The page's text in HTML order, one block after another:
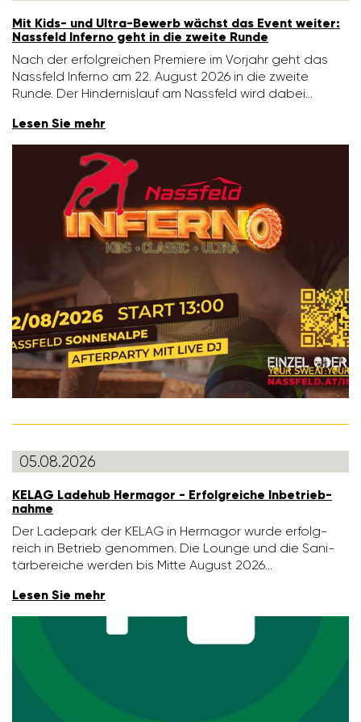
Mit Kids- und Ultra-Bewerb wächst das Event weiter:
Nass­feld Inferno geht in die zweite Runde
Nach der erfolg­rei­chen Premiere im Vorjahr geht das
Nass­feld Inferno am 22. August 2026 in die zweite
Runde. Der Hinder­nis­lauf am Nass­feld wird dabei…
Lesen Sie mehr
05.08.2026
KELAG Ladehub Hermagor - Erfolg­reiche Inbe­trieb­
nahme
Der Lade­park der KELAG in Hermagor wurde erfolg­
reich in Betrieb genommen. Die Lounge und die Sani­
tär­be­reiche werden bis Mitte August 2026…
Lesen Sie mehr